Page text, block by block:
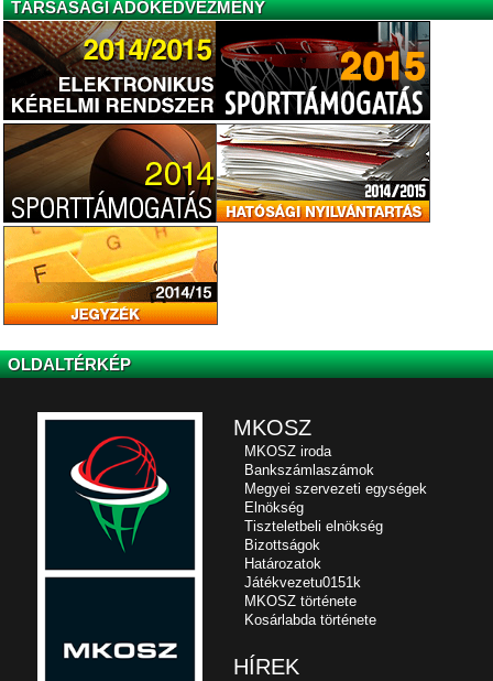
TÁRSASÁGI ADÓKEDVEZMÉNY
OLDALTÉRKÉP
MKOSZ
MKOSZ iroda
Bankszámlaszámok
Megyei szervezeti egységek
Elnökség
Tiszteletbeli elnökség
Bizottságok
Határozatok
Játékvezetu0151k
MKOSZ története
Kosárlabda története
HÍREK